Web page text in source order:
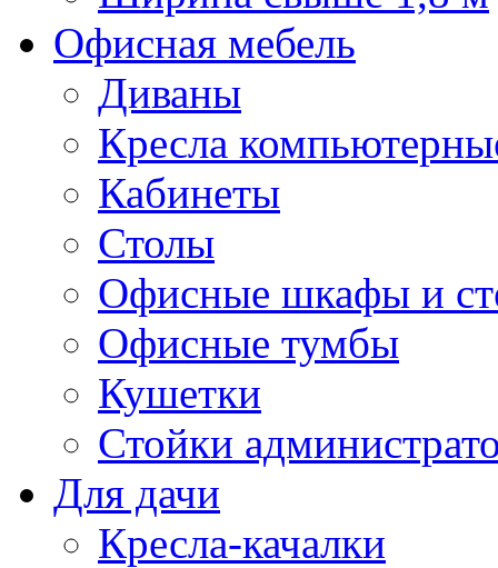
Офисная мебель
Диваны
Кресла
Кабинеты
Столы
Офисные шкафы и
Офисные тумбы
Кушетки
Стойки
Для дачи
Кресла-качалки